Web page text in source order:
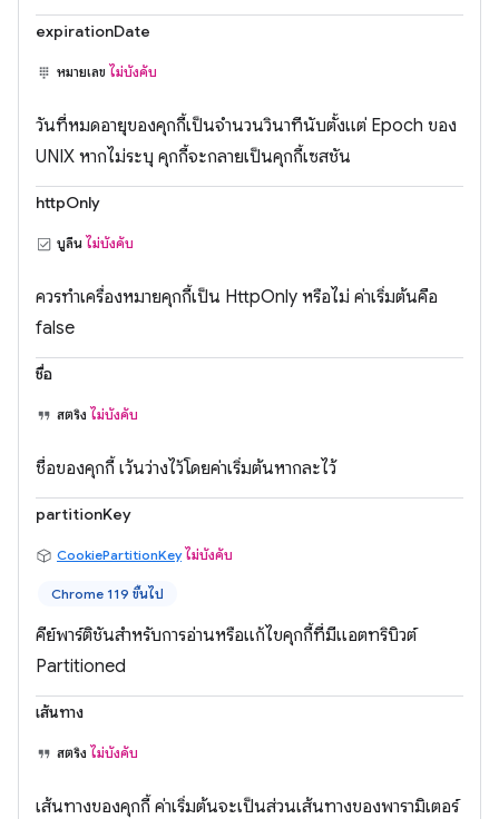
expirationDate
หมายเลข ไม่บังคับ
วันที่หมดอายุของคุกกี้เป็นจำนวนวินาทีนับตั้งแต่ Epoch ของ
UNIX หากไม่ระบุ คุกกี้จะกลายเป็นคุกกี้เซสชัน
httpOnly
บูลีน ไม่บังคับ
ควรทำเครื่องหมายคุกกี้เป็น HttpOnly หรือไม่ ค่าเริ่มต้นคือ
false
ชื่อ
สตริง ไม่บังคับ
ชื่อของคุกกี้ เว้นว่างไว้โดยค่าเริ่มต้นหากละไว้
partitionKey
CookiePartitionKey ไม่บังคับ
Chrome 119 ขึ้นไป
คีย์พาร์ติชันสำหรับการอ่านหรือแก้ไขคุกกี้ที่มีแอตทริบิวต์
Partitioned
เส้นทาง
สตริง ไม่บังคับ
เส้นทางของคุกกี้ ค่าเริ่มต้นจะเป็นส่วนเส้นทางของพารามิเตอร์